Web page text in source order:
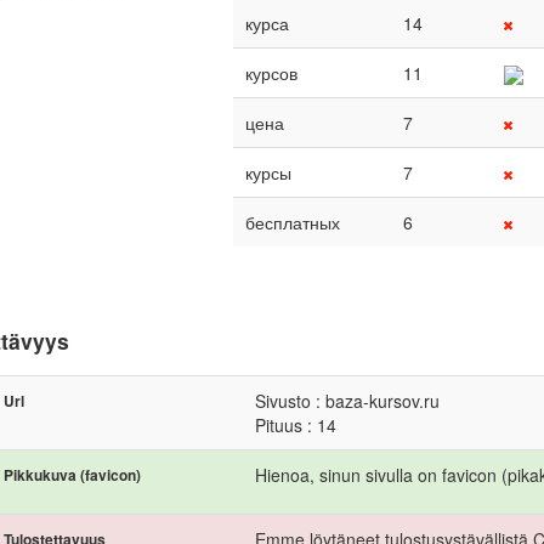
курса
14
курсов 11
цена 7
курсы 7
бесплатных 6
Url
Sivusto : baza-kursov.ru
Pituus : 14
Pikkukuva (favicon) Hienoa, sinun sivulla on favicon
Tulostettavuus Emme löytäneet tulostusystävällistä